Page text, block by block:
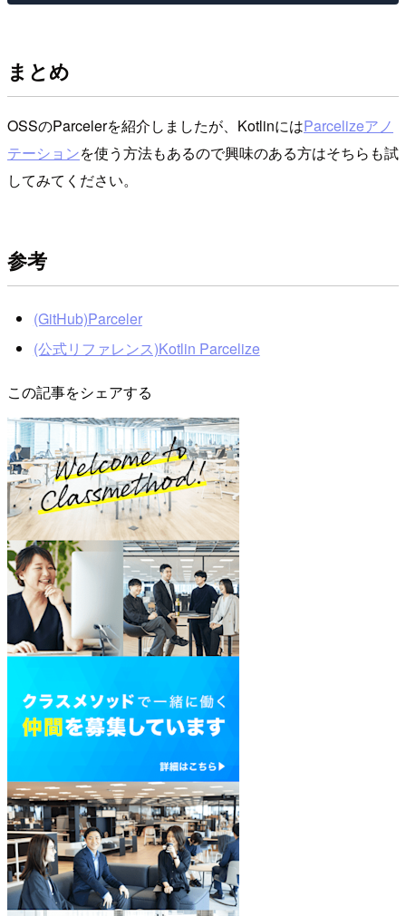
まとめ
OSSのParcelerを紹介しましたが、KotlinにはParcelizeアノ
テーションを使う方法もあるので興味のある方はそちらも試
してみてください。
参考
(GitHub)Parceler
(公式リファレンス)Kotlin Parcelize
この記事をシェアする